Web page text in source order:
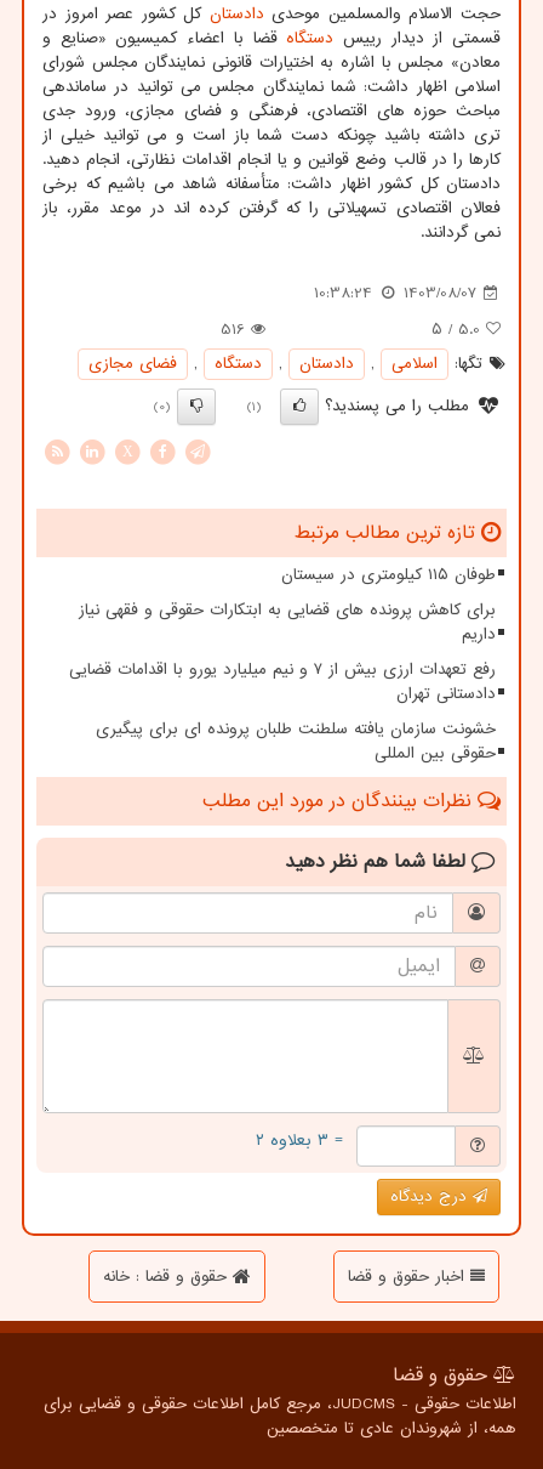
حجت الاسلام والمسلمین موحدی دادستان کل کشور عصر امروز در
قسمتی از دیدار رییس دستگاه قضا با اعضاء کمیسیون «صنایع و
معادن» مجلس با اشاره به اختیارات قانونی نمایندگان مجلس شورای
اسلامی اظهار داشت: شما نمایندگان مجلس می توانید در ساماندهی
مباحث حوزه های اقتصادی، فرهنگی و فضای مجازی، ورود جدی
تری داشته باشید چونکه دست شما باز است و می توانید خیلی از
کارها را در قالب وضع قوانین و یا انجام اقدامات نظارتی، انجام دهید.
دادستان کل کشور اظهار داشت: متأسفانه شاهد می باشیم که برخی
فعالان اقتصادی تسهیلاتی را که گرفتن کرده اند در موعد مقرر، باز
نمی گردانند.
1403/08/07
10:38:24
5.0 / ۵
516
تگها:
اسلامی , دادستان , دستگاه ,
فضای مجازی
مطلب را می پسندید؟
(1)
(0)
X
تازه ترین مطالب مرتبط
طوفان ۱۱۵ کیلومتری در سیستان
برای کاهش پرونده های قضایی به ابتکارات حقوقی و فقهی نیاز
داریم
رفع تعهدات ارزی بیش از ۷ و نیم میلیارد یورو با اقدامات قضایی
دادستانی تهران
خشونت سازمان یافته سلطنت طلبان پرونده ای برای پیگیری
حقوقی بین المللی
نظرات بینندگان در مورد این مطلب
لطفا شما هم نظر دهید
= ۳ بعلاوه ۲
درج دیدگاه
اخبار حقوق و قضا حقوق و قضا : خانه
حقوق و قضا
اطلاعات حقوقی - JUDCMS، مرجع کامل اطلاعات حقوقی و قضایی برای
همه، از شهروندان عادی تا متخصصین